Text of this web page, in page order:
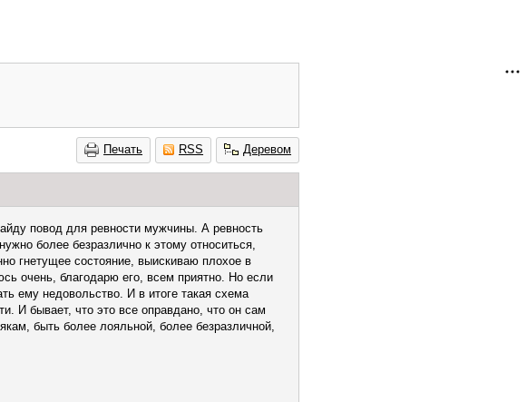
Печать RSS Деревом
повод для ревности мужчины. А ревность
более безразлично к этому относиться,
гнетущее состояние, выискиваю плохое в
очень, благодарю его, всем приятно. Но если
ему недовольство. И в итоге такая схема
И бывает, что это все оправдано, что он сам
быть более лояльной, более безразличной,